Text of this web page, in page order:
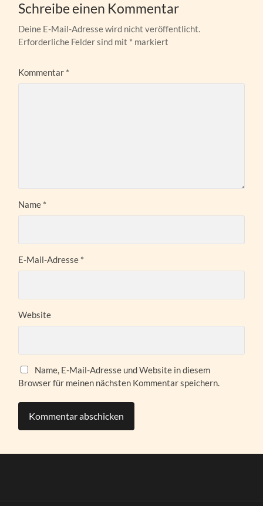
Schreibe einen Kommentar
Deine E-Mail-Adresse wird nicht veröffentlicht.
Erforderliche Felder sind mit * markiert
Kommentar *
Name *
E-Mail-Adresse *
Website
Name, E-Mail-Adresse und Website in diesem
Browser für meinen nächsten Kommentar speichern.